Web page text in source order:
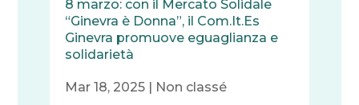
8 marzo: con il Mercato Solidale
“Ginevra è Donna”, il Com.It.Es
Ginevra promuove eguaglianza e
solidarietà
Mar 18, 2025 | Non classé